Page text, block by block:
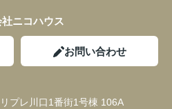
ニコハウス
お問い合わせ
プレ川口1番街1号棟 106A